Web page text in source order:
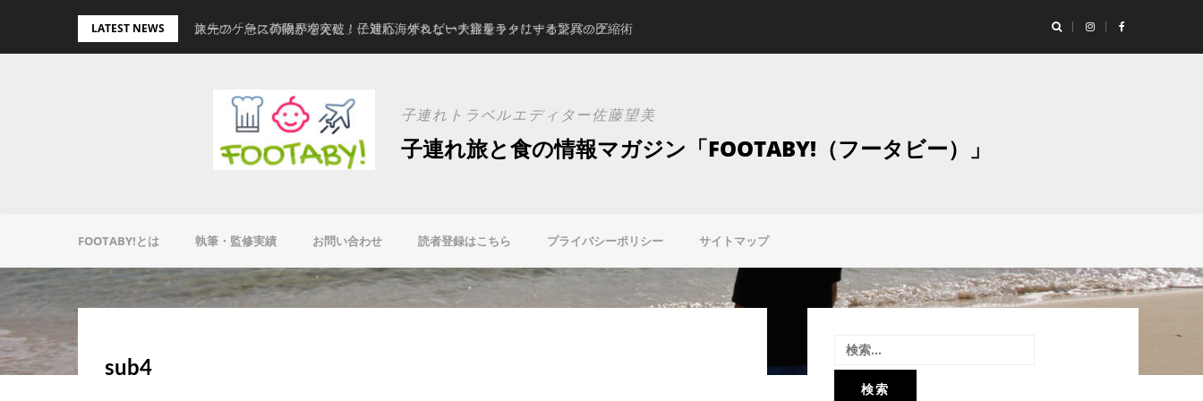
LATEST NEWS 旅先の「急に荷物が増えた」に対応。ずれない大容量キャリーオンバッグ
スーツケースの限界を突破！子連れ海外＆ビーチ旅をラクにする驚異の圧縮術 スタジオアリスの新ブランド「Studio Moaly（スタジオ モアリー）」撮影レポート！
子連れトラベルエディター佐藤望美
子連れ旅と食の情報マガジン「FOOTABY!（フータビー）」
FOOTABY!とは 執筆・監修実績 お問い合わせ 読者登録はこちら プライバシーポリシー サイトマップ
sub4
索: